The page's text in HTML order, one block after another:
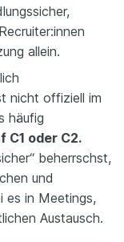
allein.
nicht offiziell im
häufig
C1 oder C2.
beherrschst,
und
es in Meetings,
Austausch.